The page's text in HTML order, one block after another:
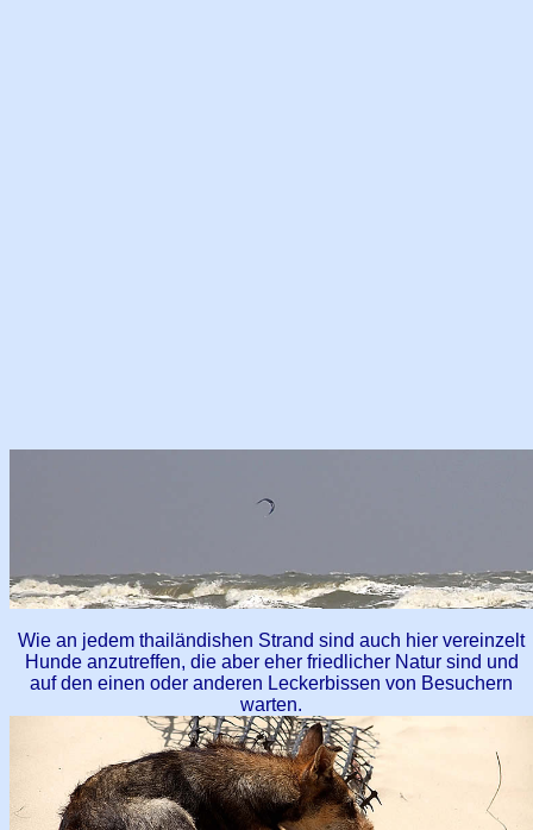
Wie an jedem thailändishen Strand sind auch hier vereinzelt
Hunde anzutreffen, die aber eher friedlicher Natur sind und
auf den einen oder anderen Leckerbissen von Besuchern
warten.